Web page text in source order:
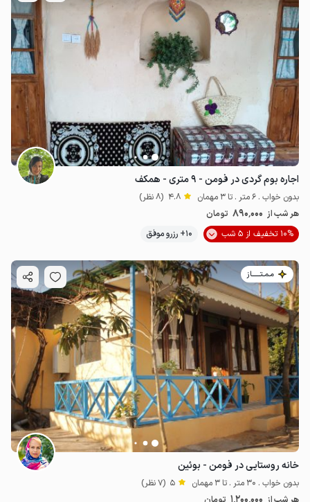
اجاره بوم گردی در فومن - ۹ متری - همکف
بدون خواب . 6 متر . تا 3 مهمان 4.8 (8 نظر)
هر شب از 890٬000 تومان
10% تخفیف از 5 شب
10+ رزرو موفق
مـمـتــــــاز
خانه روستایی در فومن - بوئین
بدون خواب . 30 متر . تا 3 مهمان 5 (7 نظر)